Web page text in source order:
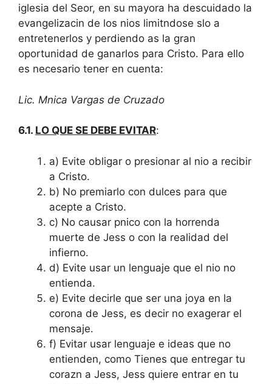
iglesia del Seor, en su mayora ha descuidado la
evangelizacin de los nios limitndose slo a
entretenerlos y perdiendo as la gran
oportunidad de ganarlos para Cristo. Para ello
es necesario tener en cuenta:
Lic. Mnica Vargas de Cruzado
6.1. LO QUE SE DEBE EVITAR:
a) Evite obligar o presionar al nio a recibir
a Cristo.
b) No premiarlo con dulces para que
acepte a Cristo.
c) No causar pnico con la horrenda
muerte de Jess o con la realidad del
infierno.
d) Evite usar un lenguaje que el nio no
entienda.
e) Evite decirle que ser una joya en la
corona de Jess, es decir no exagerar el
mensaje.
f) Evitar usar lenguaje e ideas que no
entienden, como Tienes que entregar tu
corazn a Jess, Jess quiere entrar en tu